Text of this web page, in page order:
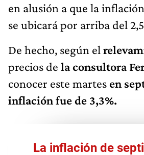
en alusión a que la
se ubicará por arriba del
De hecho, según el
precios de la consultora
conocer este martes en
inflación fue de 3,3%.
La inflación de